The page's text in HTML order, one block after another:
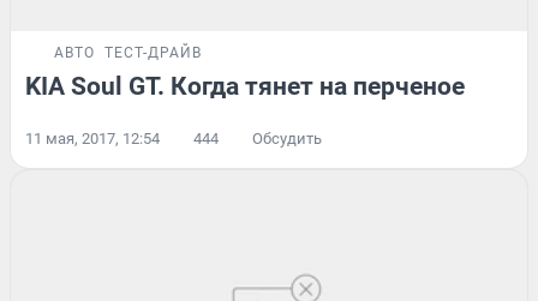
АВТО ТЕСТ-ДРАЙВ
KIA Soul GT. Когда тянет на перченое
11 мая, 2017, 12:54 444 Обсудить